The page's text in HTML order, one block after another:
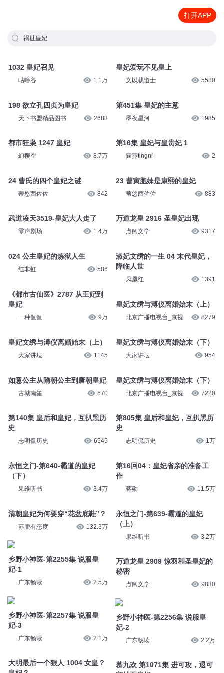
打开APP
祸世皇妃
1032 皇妃召见
咕噜谷 1.1万
198 欲立孔四贞为皇妃
天下书盟精品图书 2683
都市狂枭 1247 皇妃
幻樱空 8.7万
24 曹氏的四个皇妃之谜
蒂悠酉佐佐 842
武道凌天3519-皇妃大人走了
零声剧场 1.4万
024 公主皇妃的炼狱人生
红非虹 586
《都市古仙医》2787 从王妃到
皇妃
一种侃侃 9万
皇妃文绣与溥仪离婚始末（上）
大家讲坛 1145
如意公主从隋朝公主到唐朝皇妃
古城南笙 670
第140集 皇后和皇妃，互扒黑历
史
志明侃历史 6545
永恒之门-第640-霸道的皇妃
（下）
果维听书 3.4万
清朝皇妃为何要穿“花盆底鞋”？
苏鹏有态度 132.3万
乡野小神医-第2255集 说服皇
妃-1
广东畅读 2.5万
乡野小神医-第2257集 说服皇
妃-3
广东畅读 2.1万
大明最后一个狠人 1004 女皇？
皇妃爱玩不见皇上
文以载道士 5580
第451集 皇妃的主意
墨夜星河 1985
第16集 皇妃与皇贵妃 1
霆霓tingni 2
23 曹寅胞妹是康熙的皇妃
蒂悠酉佐佐 883
万道龙皇 2916 圣皇妃出现
点阅文学 9317
淑妃文绣的一生 04 末代皇妃，
降临人世
凤凰红 1391
皇妃文绣与溥仪离婚始末（上）
北京广播电视台_京视 8279
皇妃文绣与溥仪离婚始末（下）
大家讲坛 954
皇妃文绣与溥仪离婚始末（下）
北京广播电视台_京视 7220
第805集 皇后和皇妃，互扒黑历
史
志明侃历史 1万
第16回04：皇妃省亲的准备工
作
蒋勋 11.5万
永恒之门-第639-霸道的皇妃
（上）
果维听书 3.2万
万道龙皇 2909 惊羽和圣皇妃的
秘密
点阅文学 9830
乡野小神医-第2256集 说服皇
妃-2
广东畅读 2.2万
慕九欢 第1071集 进可攻，退可